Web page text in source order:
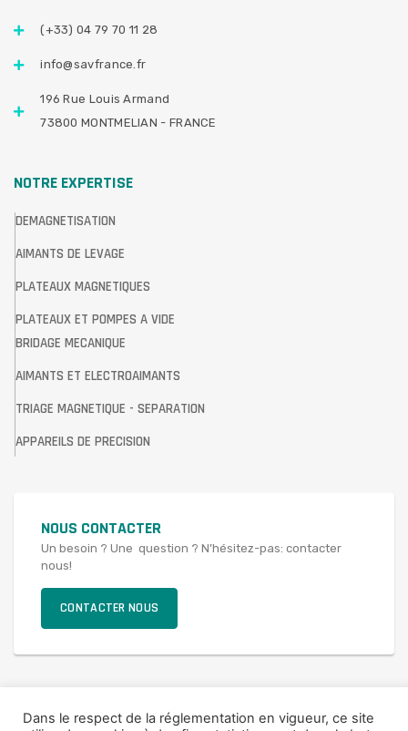
(+33) 04 79 70 11 28
info@savfrance.fr
196 Rue Louis Armand
73800 MONTMELIAN - FRANCE
NOTRE EXPERTISE
DEMAGNETISATION
AIMANTS DE LEVAGE
PLATEAUX MAGNETIQUES
PLATEAUX ET POMPES A VIDE
BRIDAGE MECANIQUE
AIMANTS ET ELECTROAIMANTS
TRIAGE MAGNETIQUE - SEPARATION
APPAREILS DE PRECISION
NOUS CONTACTER
Un besoin ? Une question ? N’hésitez-pas: contacter
nous!
CONTACTER NOUS
© 2021 SAV FRANCE
Dans le respect de la réglementation en vigueur, ce site